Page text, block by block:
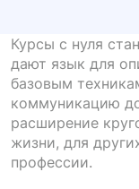
Курсы с нуля
дают язык для
базовым
коммуникацию
расширение
жизни, для
профессии.